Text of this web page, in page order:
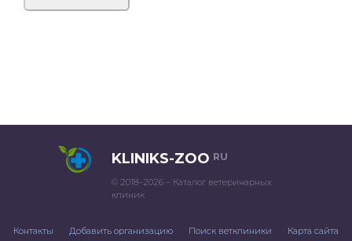
KLINIKS-ZOO RU
© 2018–2026 – Каталог ветеринарных
клиник
Контакты Добавить организацию Поиск ветклиники Карта сайта